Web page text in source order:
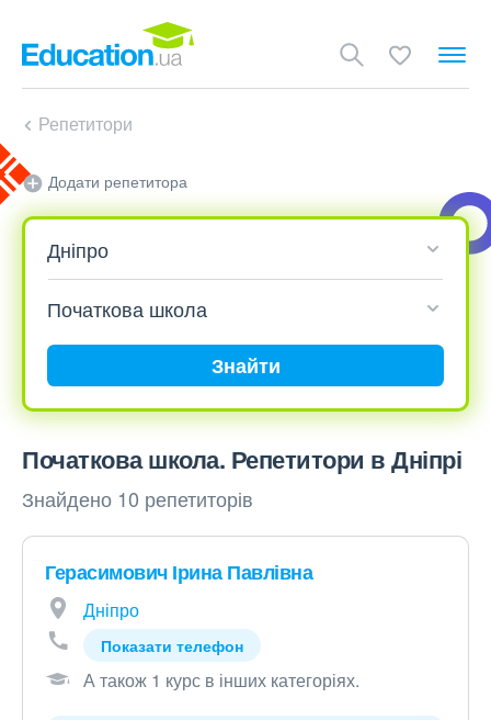
Репетитори
Додати репетитора
Знайти
Початкова школа. Репетитори в Дніпрі
Знайдено 10 репетиторів
Герасимович Ірина Павлівна
Дніпро
Показати телефон
А також 1 курс в інших категоріях.